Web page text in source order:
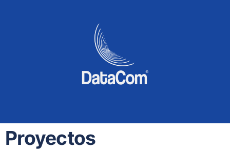
Proyectos